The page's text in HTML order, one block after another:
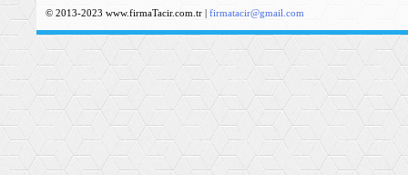
© 2013-2023 www.firmaTacir.com.tr | firmatacir@gmail.com